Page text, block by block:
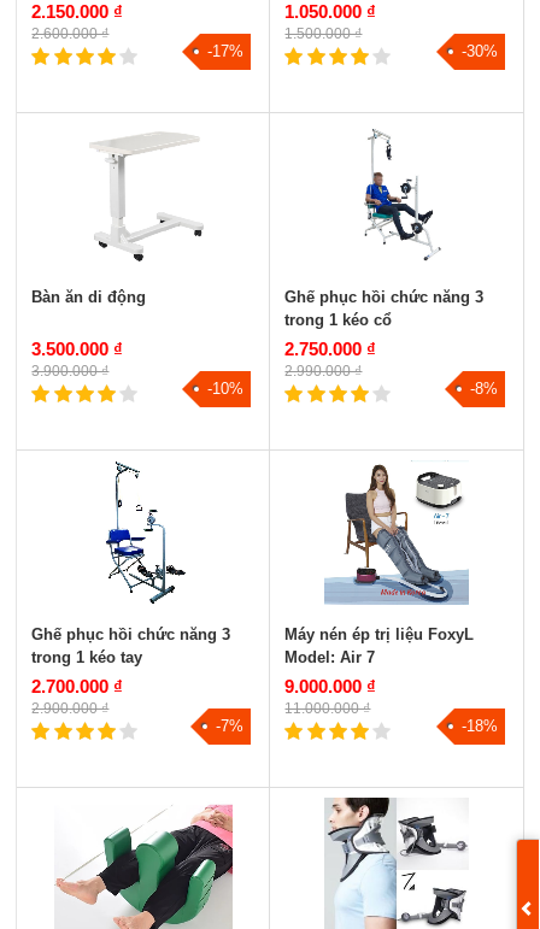
2.150.000 ₫
2.600.000 ₫
-17%
1.050.000 ₫
1.500.000 ₫
-30%
Bàn ăn di động
3.500.000 ₫
3.900.000 ₫
-10%
Ghế phục hồi chức năng 3
trong 1 kéo cổ
2.750.000 ₫
2.990.000 ₫
-8%
Ghế phục hồi chức năng 3
trong 1 kéo tay
2.700.000 ₫
2.900.000 ₫
-7%
Máy nén ép trị liệu FoxyL
Model: Air 7
9.000.000 ₫
11.000.000 ₫
-18%